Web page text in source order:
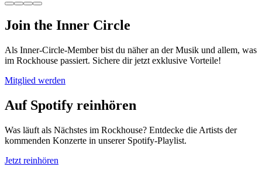
Join the Inner Circle
Als Inner-Circle-Member bist du näher an der Musik und allem, was
im Rockhouse passiert. Sichere dir jetzt exklusive Vorteile!
Mitglied werden
Auf Spotify reinhören
Was läuft als Nächstes im Rockhouse? Entdecke die Artists der
kommenden Konzerte in unserer Spotify-Playlist.
Jetzt reinhören